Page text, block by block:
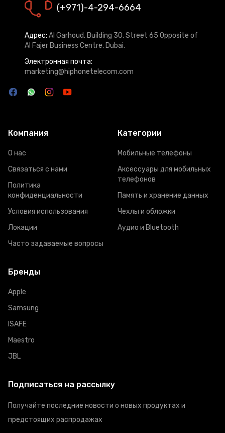
(+971)-4-294-6664
Адрес: Al Garhoud, Building 30, Street 65 Opposite of
Al Fajer Business Centre, Dubai.
Электронная почта:
marketing@hiphonetelecom.com
Компания
О нас
Связаться с нами
Политика
конфиденциальности
Условия использования
Локации
Часто задаваемые вопросы
Категории
Мобильные телефоны
Аксессуары для мобильных
телефонов
Память и хранение данных
Чехлы и обложки
Аудио и Bluetooth
Бренды
Apple
Samsung
ISAFE
Maestro
JBL
Подписаться на рассылку
Получайте последние новости о новых продуктах и
предстоящих распродажах